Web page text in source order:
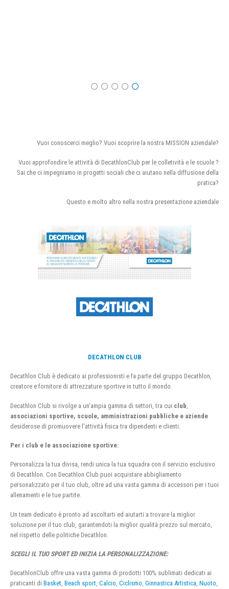
Vuoi conoscerci meglio? Vuoi scoprire la nostra MISSION aziendale?
Vuoi approfondire le attività di DecathlonClub per le colletività e le scuole ?
Sai che ci impegniamo in progetti sociali che ci aiutano nella diffusione della
pratica?
Questo e molto altro nella nostra presentazione aziendale
DECATHLON CLUB
Decathlon Club è dedicato ai professionisti e fa parte del gruppo Decathlon,
creatore e fornitore di attrezzature sportive in tutto il mondo.
Decathlon Club si rivolge a un’ampia gamma di settori, tra cui club
associazioni sportive, scuole, amministrazioni pubbliche e aziende
desiderose di promuovere l’attività fisica tra dipendenti e clienti.
Per i club e le associazione sportive:
Personalizza la tua divisa, rendi unica la tua squadra con il servizio esclusivo
di Decathlon. Con Decathlon Club puoi acquistare abbigliamento
personalizzato per il tuo club, oltre ad una vasta gamma di accessori per i tuoi
allenamenti e le tue partite.
Un team dedicato è pronto ad ascoltarti ed aiutarti a trovare la miglior
soluzione per il tuo club, garantendoti la miglior qualità prezzo sul mercato,
nel rispetto delle politiche Decathlon.
SCEGLI IL TUO SPORT ED INIZIA LA PERSONALIZZAZIONE:
DecathlonClub offre una vasta gamma di prodotti 100% sublimati dedicati ai
praticanti di Basket, Beach sport, Calcio, Ciclismo, Ginnastica Artistica, Nuoto,